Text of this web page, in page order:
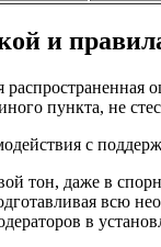
и
пункта, не
с
тон, даже в
всю
в